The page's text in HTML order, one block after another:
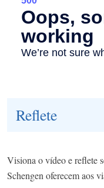
Reflete
Visiona o vídeo e reflete
Schengen oferecem aos